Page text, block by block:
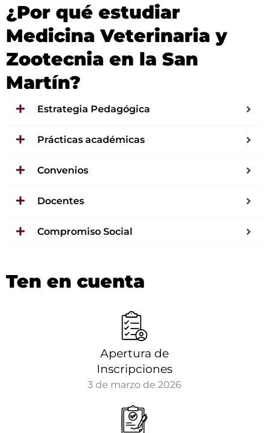
¿Por qué estudiar
Medicina Veterinaria y
Zootecnia en la San
Martín?
Estrategia Pedagógica
Prácticas académicas
Convenios
Docentes
Compromiso Social
Ten en cuenta
Apertura de
Inscripciones
3 de marzo de 2026